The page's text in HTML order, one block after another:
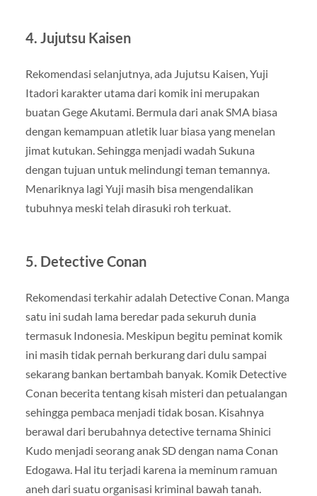
4. Jujutsu Kaisen
Rekomendasi selanjutnya, ada Jujutsu Kaisen, Yuji
Itadori karakter utama dari komik ini merupakan
buatan Gege Akutami. Bermula dari anak SMA biasa
dengan kemampuan atletik luar biasa yang menelan
jimat kutukan. Sehingga menjadi wadah Sukuna
dengan tujuan untuk melindungi teman temannya.
Menariknya lagi Yuji masih bisa mengendalikan
tubuhnya meski telah dirasuki roh terkuat.
5. Detective Conan
Rekomendasi terkahir adalah Detective Conan. Manga
satu ini sudah lama beredar pada sekuruh dunia
termasuk Indonesia. Meskipun begitu peminat komik
ini masih tidak pernah berkurang dari dulu sampai
sekarang bankan bertambah banyak. Komik Detective
Conan becerita tentang kisah misteri dan petualangan
sehingga pembaca menjadi tidak bosan. Kisahnya
berawal dari berubahnya detective ternama Shinici
Kudo menjadi seorang anak SD dengan nama Conan
Edogawa. Hal itu terjadi karena ia meminum ramuan
aneh dari suatu organisasi kriminal bawah tanah.